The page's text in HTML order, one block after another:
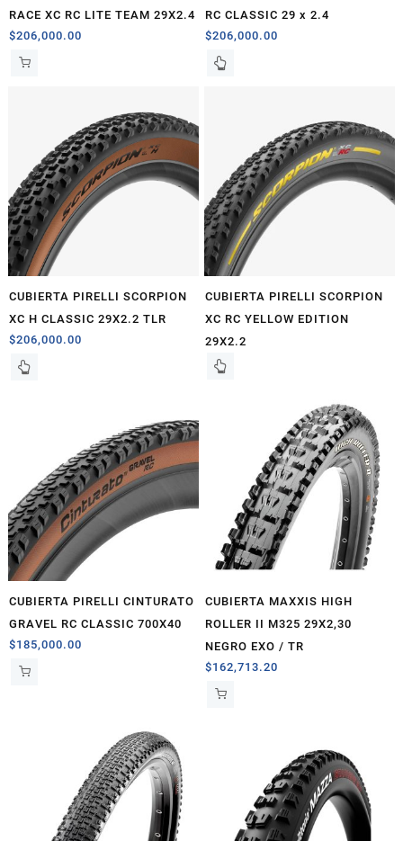
RACE XC RC LITE TEAM 29X2.4
$206,000.00
RC CLASSIC 29 x 2.4
$206,000.00
CUBIERTA PIRELLI SCORPION
XC H CLASSIC 29X2.2 TLR
$206,000.00
CUBIERTA PIRELLI SCORPION
XC RC YELLOW EDITION
29X2.2
CUBIERTA PIRELLI CINTURATO
GRAVEL RC CLASSIC 700X40
$185,000.00
CUBIERTA MAXXIS HIGH
ROLLER II M325 29X2,30
NEGRO EXO / TR
$162,713.20